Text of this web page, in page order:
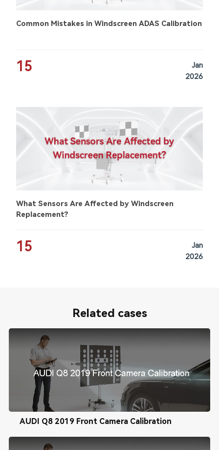
Common Mistakes in Windscreen ADAS Calibration
15
Jan
2026
What Sensors Are Affected by Windscreen
Replacement?
15
Jan
2026
Related cases
AUDI Q8 2019 Front Camera Calibration